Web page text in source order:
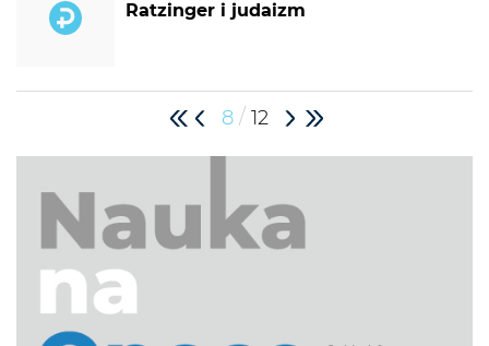
Ratzinger i judaizm
8 / 12